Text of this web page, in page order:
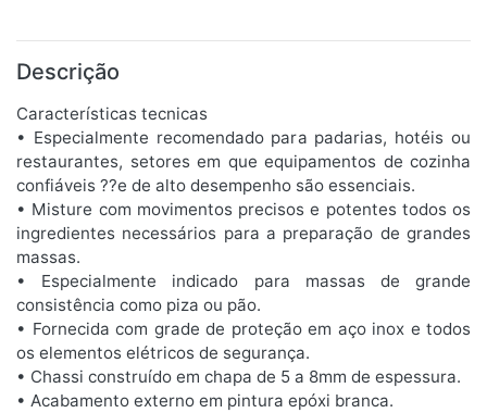
Descrição
Características tecnicas
• Especialmente recomendado para padarias, hotéis ou
restaurantes, setores em que equipamentos de cozinha
confiáveis ??e de alto desempenho são essenciais.
• Misture com movimentos precisos e potentes todos os
ingredientes necessários para a preparação de grandes
massas.
• Especialmente indicado para massas de grande
consistência como piza ou pão.
• Fornecida com grade de proteção em aço inox e todos
os elementos elétricos de segurança.
• Chassi construído em chapa de 5 a 8mm de espessura.
• Acabamento externo em pintura epóxi branca.